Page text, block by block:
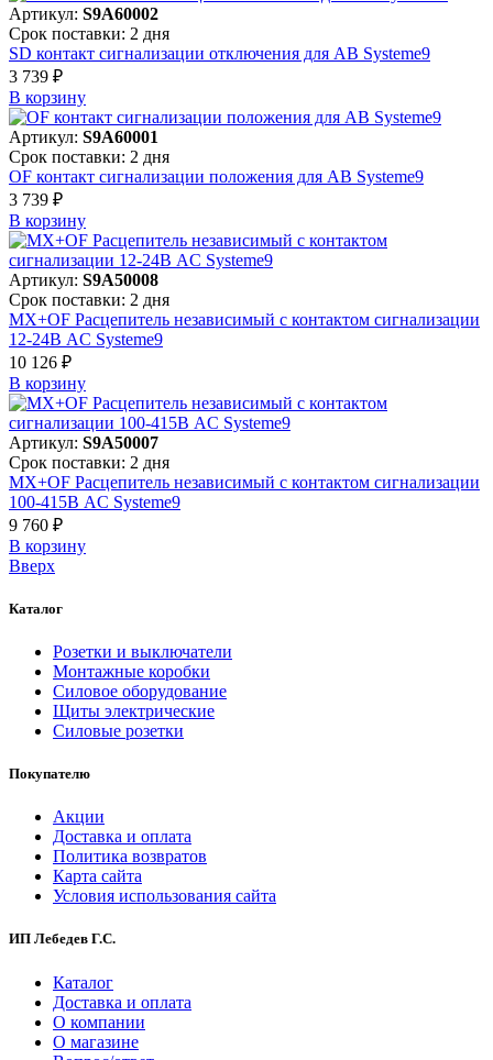
Артикул: S9A60002
Срок поставки: 2 дня
SD контакт сигнализации отключения для АВ Systeme9
3 739 ₽
В корзинy
Артикул: S9A60001
Срок поставки: 2 дня
OF контакт сигнализации положения для АВ Systeme9
3 739 ₽
В корзинy
Артикул: S9A50008
Срок поставки: 2 дня
MX+OF Расцепитель независимый с контактом сигнализации
12-24В AC Systeme9
10 126 ₽
В корзинy
Артикул: S9A50007
Срок поставки: 2 дня
MX+OF Расцепитель независимый с контактом сигнализации
100-415В AC Systeme9
9 760 ₽
В корзинy
Вверх
Каталог
Розетки и выключатели
Монтажные коробки
Силовое оборудование
Щиты электрические
Силовые розетки
Покупателю
Акции
Доставка и оплата
Политика возвратов
Карта сайта
Условия использования сайта
ИП Лебедев Г.С.
Каталог
Доставка и оплата
О компании
О магазине